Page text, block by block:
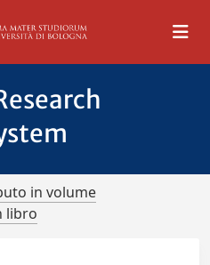
in volume
libro